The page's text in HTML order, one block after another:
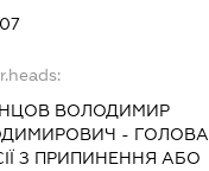
ВОЛОДИМИР
- ГОЛОВА
З ПРИПИНЕННЯ АБО